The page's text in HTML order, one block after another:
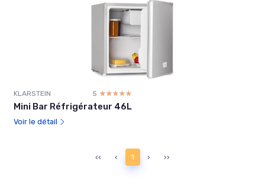
KLARSTEIN 5 ☆☆☆☆☆
★★★★★
Mini Bar Réfrigérateur 46L
Voir le détail
‹‹ ‹ 1 › ››